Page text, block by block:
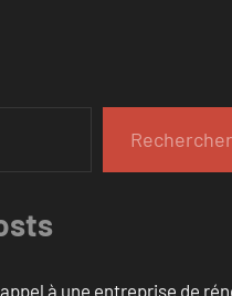
Rechercher
à une entreprise de